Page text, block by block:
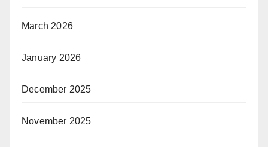
March 2026
January 2026
December 2025
November 2025